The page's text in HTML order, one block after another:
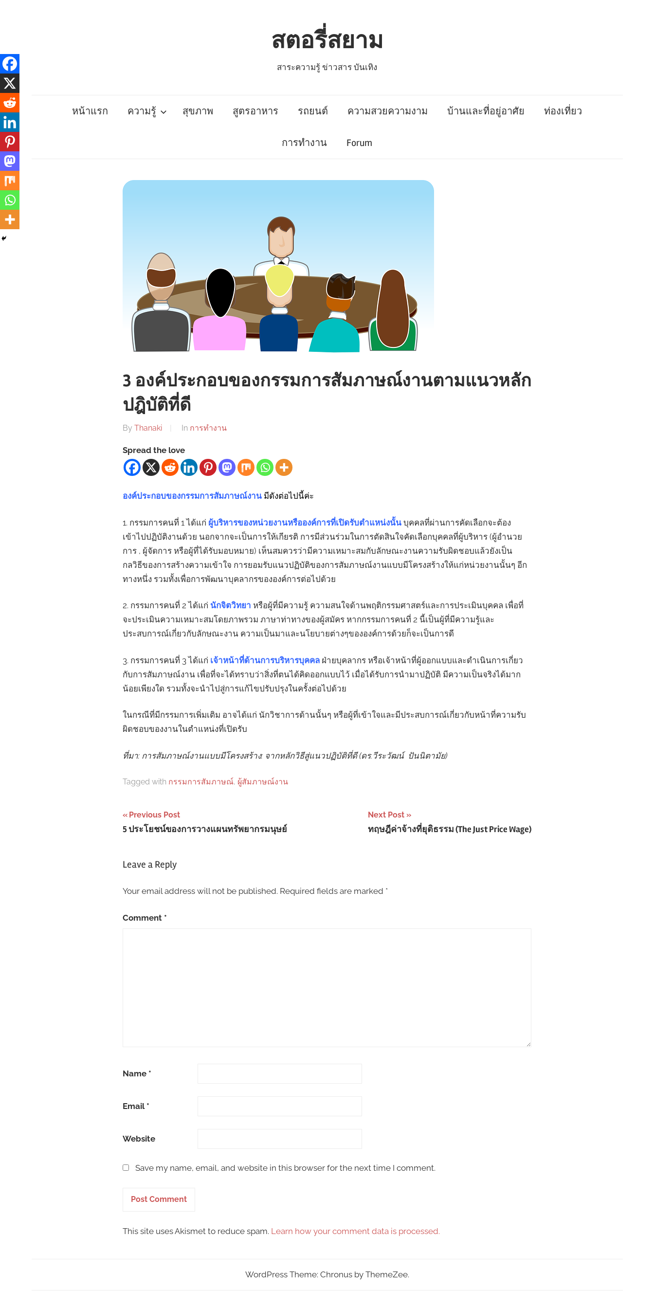
สตอรี่สยาม
สาระความรู้ ข่าวสาร บันเทิง
หน้าแรก ความรู้ สุขภาพ สูตรอาหาร รถยนต์ ความสวยความงาม บ้านและที่อยู่อาศัย ท่องเที่ยว
การทำงาน Forum
3 องค์ประกอบของกรรมการสัมภาษณ์งานตามแนวหลัก
ปฎิบัติที่ดี
By Thanaki In การทำงาน
Spread the love
องค์ประกอบของกรรมการสัมภาษณ์งาน มีดังต่อไปนี้ค่ะ
1. กรรมการคนที่ 1 ได้แก่ ผู้บริหารของหน่วยงานหรือองค์การที่เปิดรับตำแหน่งนั้น บุคคลที่ผ่านการคัดเลือกจะต้อง
เข้าไปปฏิบัติงานด้วย นอกจากจะเป็นการให้เกียรติ การมีส่วนร่วมในการตัดสินใจคัดเลือกบุคคลที่ผู้บริหาร (ผู้อำนวย
การ , ผู้จัดการ หรือผู้ที่ได้รับมอบหมาย) เห็นสมควรว่ามีความเหมาะสมกับลักษณะงานความรับผิดชอบแล้วยังเป็น
กลวิธีของการสร้างความเข้าใจ การยอมรับแนวปฏิบัติของการสัมภาษณ์งานแบบมีโครงสร้างให้แก่หน่วยงานนั้นๆ อีก
ทางหนึ่ง รวมทั้งเพื่อการพัฒนาบุคลากรขององค์การต่อไปด้วย
2. กรรมการคนที่ 2 ได้แก่ นักจิตวิทยา หรือผู้ที่มีความรู้ ความสนใจด้านพฤติกรรมศาสตร์และการประเมินบุคคล เพื่อที่
จะประเมินความเหมาะสมโดยภาพรวม ภาษาท่าทางของผู้สมัคร หากกรรมการคนที่ 2 นี้เป็นผู้ที่มีความรู้และ
ประสบการณ์เกี่ยวกับลักษณะงาน ความเป็นมาและนโยบายต่างๆขององค์การด้วยก็จะเป็นการดี
3. กรรมการคนที่ 3 ได้แก่ เจ้าหน้าที่ด้านการบริหารบุคคล ฝ่ายบุคลากร หรือเจ้าหน้าที่ผู้ออกแบบและดำเนินการเกี่ยว
กับการสัมภาษณ์งาน เพื่อที่จะได้ทราบว่าสิ่งที่ตนได้คิดออกแบบไว้ เมื่อได้รับการนำมาปฏิบัติ มีความเป็นจริงได้มาก
น้อยเพียงใด รวมทั้งจะนำไปสู่การแก้ไขปรับปรุงในครั้งต่อไปด้วย
ในกรณีที่มีกรรมการเพิ่มเติม อาจได้แก่ นักวิชาการด้านนั้นๆ หรือผู้ที่เข้าใจและมีประสบการณ์เกี่ยวกับหน้าที่ความรับ
ผิดชอบของงานในตำแหน่งที่เปิดรับ
ที่มา: การสัมภาษณ์งานแบบมีโครงสร้าง: จากหลักวิธีสู่แนวปฏิบัติที่ดี (ดร.วีระวัฒน์ ปันนิตามัย)
Tagged with กรรมการสัมภาษณ์, ผู้สัมภาษณ์งาน
Post
navigation
Previous Post
5 ประโยชน์ของการวางแผนทรัพยากรมนุษย์
Next Post
ทฤษฎีค่าจ้างที่ยุติธรรม (The Just Price Wage)
Leave a Reply
Your email address will not be published. Required fields are marked *
Comment *
Name *
Email *
Website
Save my name, email, and website in this browser for the next time I comment.
This site uses Akismet to reduce spam. Learn how your comment data is processed.
WordPress Theme: Chronus by ThemeZee.